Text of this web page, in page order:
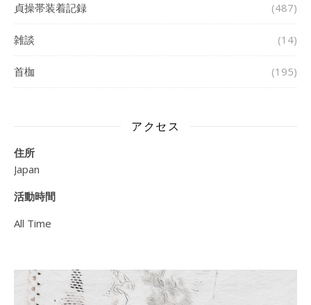
貞操帯装着記録 (487)
雑談 (14)
首枷 (195)
アクセス
住所
Japan
活動時間
All Time